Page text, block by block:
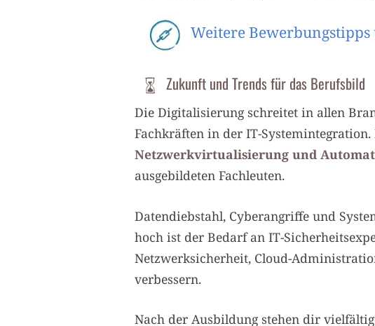
Weitere
Zukunft und Trends für das Berufsbild
Die Digitalisierung schreitet in allen
Fachkräften in der IT-Systemintegration.
Netzwerkvirtualisierung und
ausgebildeten Fachleuten.
Datendiebstahl, Cyberangriffe und
hoch ist der Bedarf an IT-
Netzwerksicherheit, Cloud-
verbessern.
Nach der Ausbildung stehen dir